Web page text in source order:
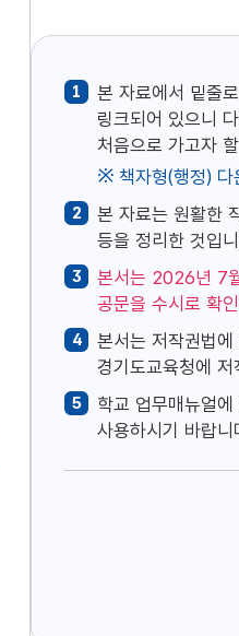
1
본 자료에서 밑줄
링크되어 있으니
처음으로 가고자
책자형(행정)
2
본 자료는 원활한
등을 정리한 것입
3
본서는 2026년 7
공문을 수시로 확
4
본서는 저작권법
경기도교육청에
5
학교 업무매뉴얼
사용하시기 바랍니